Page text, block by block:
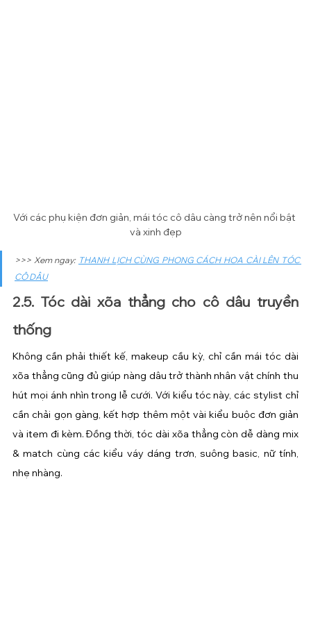
Với các phụ kiện đơn giản, mái tóc cô dâu càng trở nên nổi bật
và xinh đẹp
>>> Xem ngay: THANH LỊCH CÙNG PHONG CÁCH HOA CÀI LÊN TÓC
CÔ DÂU
2.5. Tóc dài xõa thẳng cho cô dâu truyền
thống
Không cần phải thiết kế, makeup cầu kỳ, chỉ cần mái tóc dài
xõa thẳng cũng đủ giúp nàng dâu trở thành nhân vật chính thu
hút mọi ánh nhìn trong lễ cưới. Với kiểu tóc này, các stylist chỉ
cần chải gọn gàng, kết hợp thêm một vài kiểu buộc đơn giản
và item đi kèm. Đồng thời, tóc dài xõa thẳng còn dễ dàng mix
& match cùng các kiểu váy dáng trơn, suông basic, nữ tính,
nhẹ nhàng.